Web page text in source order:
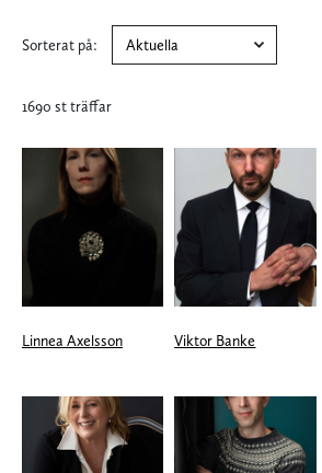
Sorterat på:
1690 st träffar
Linnea Axelsson Viktor Banke